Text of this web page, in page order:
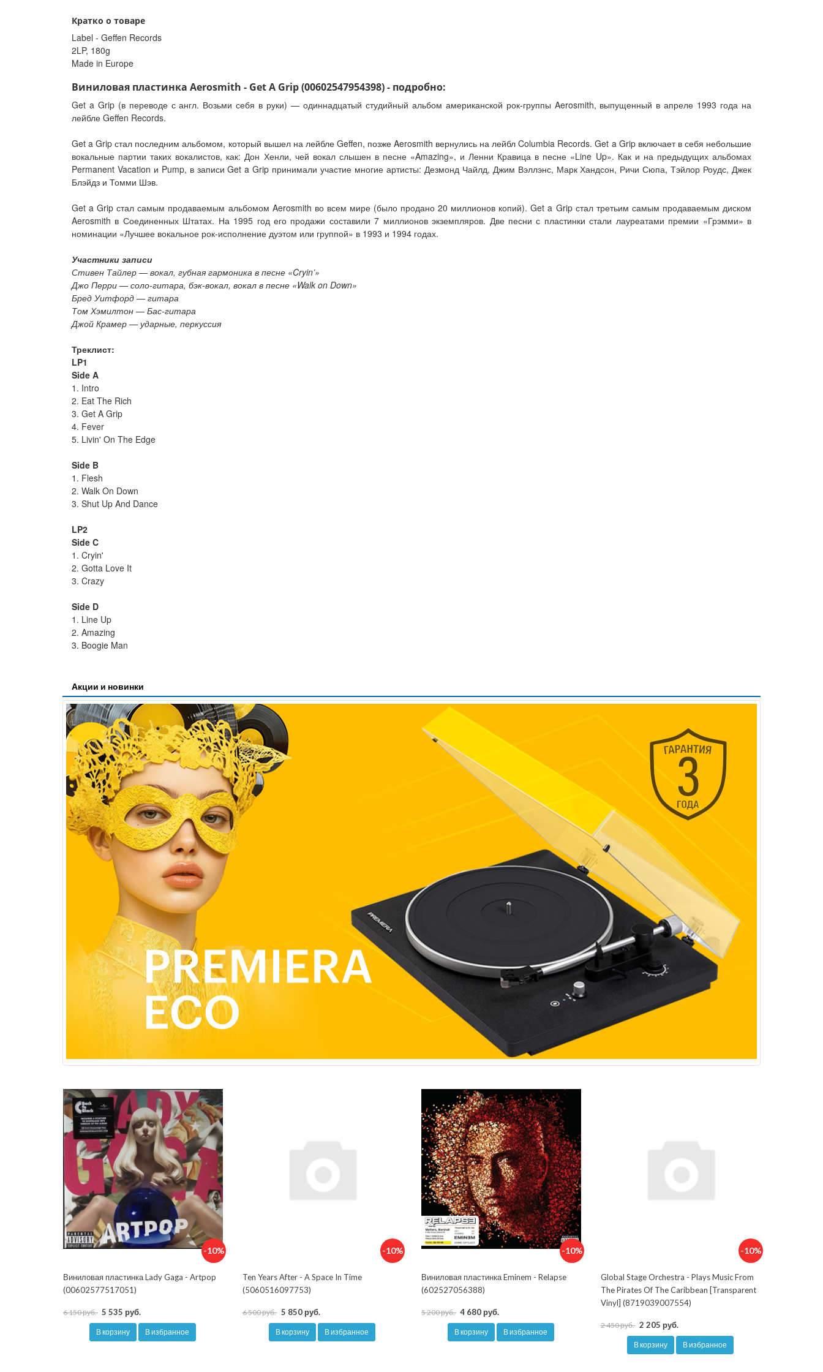
Кратко о товаре
Label - Geffen Records
2LP, 180g
Made in Europe
Виниловая пластинка Aerosmith - Get A Grip (00602547954398) - подробно:
Get a Grip (в переводе с англ. Возьми себя в руки) — одиннадцатый студийный альбом американской рок-группы Aerosmith, выпущенный в апреле 1993 года на
лейбле Geffen Records.
Get a Grip стал последним альбомом, который вышел на лейбле Geffen, позже Aerosmith вернулись на лейбл Columbia Records. Get a Grip включает в себя небольшие
вокальные партии таких вокалистов, как: Дон Хенли, чей вокал слышен в песне «Amazing», и Ленни Кравица в песне «Line Up». Как и на предыдущих альбомах
Permanent Vacation и Pump, в записи Get a Grip принимали участие многие артисты: Дезмонд Чайлд, Джим Вэллэнс, Марк Хандсон, Ричи Сюпа, Тэйлор Роудс, Джек
Блэйдз и Томми Шэв.
Get a Grip стал самым продаваемым альбомом Aerosmith во всем мире (было продано 20 миллионов копий). Get a Grip стал третьим самым продаваемым диском
Aerosmith в Соединенных Штатах. На 1995 год его продажи составили 7 миллионов экземпляров. Две песни с пластинки стали лауреатами премии «Грэмми» в
номинации «Лучшее вокальное рок-исполнение дуэтом или группой» в 1993 и 1994 годах.
Участники записи
Стивен Тайлер — вокал, губная гармоника в песне «Cryin’»
Джо Перри — соло-гитара, бэк-вокал, вокал в песне «Walk on Down»
Бред Уитфорд — гитара
Том Хэмилтон — Бас-гитара
Джой Крамер — ударные, перкуссия
Треклист:
LP1
Side A
1. Intro
2. Eat The Rich
3. Get A Grip
4. Fever
5. Livin' On The Edge
Side B
1. Flesh
2. Walk On Down
3. Shut Up And Dance
LP2
Side C
1. Cryin'
2. Gotta Love It
3. Crazy
Side D
1. Line Up
2. Amazing
3. Boogie Man
Акции и новинки
-10%
Виниловая пластинка Lady Gaga - Artpop
(00602577517051)
6 150 руб. 5 535 руб.
В корзину В избранное
-10%
Ten Years After - A Space In Time
(5060516097753)
6 500 руб. 5 850 руб.
В корзину В избранное
-10%
Виниловая пластинка Eminem - Relapse
(602527056388)
5 200 руб. 4 680 руб.
В корзину В избранное
-10%
Global Stage Orchestra - Plays Music From
The Pirates Of The Caribbean [Transparent
Vinyl] (8719039007554)
2 450 руб. 2 205 руб.
В корзину В избранное